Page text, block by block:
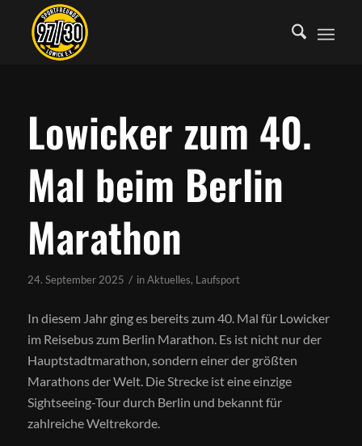
Lowicker zum 40.
Mal beim Berlin
Marathon
24. September 2025 / inAktuelles, Laufsport
In diesem Jahr ging es bereits zum 40. Mal für Lowicker
im Reisebus zum Berlin Marathon. Es ist nicht nur der
Hauptstadtmarathon, sondern einer der größten
Marathons der Welt. Die Strecke ist eine einzige
Sightseeing-Tour durch Berlin und bekannt für
zahlreiche Weltrekorde.